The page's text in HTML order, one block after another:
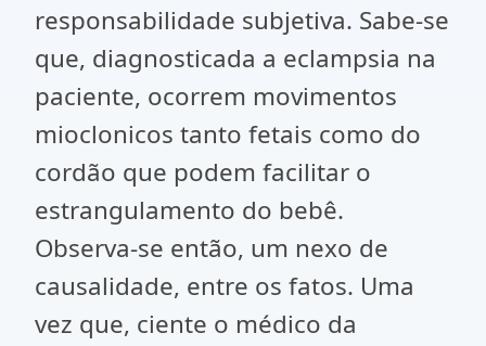
responsabilidade subjetiva. Sabe-se
que, diagnosticada a eclampsia na
paciente, ocorrem movimentos
mioclonicos tanto fetais como do
cordão que podem facilitar o
estrangulamento do bebê.
Observa-se então, um nexo de
causalidade, entre os fatos. Uma
vez que, ciente o médico da